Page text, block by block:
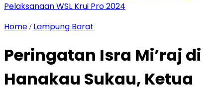
Pelaksanaan WSL Krui Pro 2024
Home / Lampung Barat
Peringatan Isra Mi’raj di
Hanakau Sukau, Ketua